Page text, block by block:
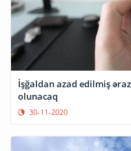
İşğaldan azad edilmiş
olunacaq
30-11-2020